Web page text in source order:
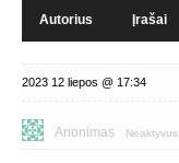
Autorius Įrašai
2023 12 liepos @ 17:34
Anonimas Neaktyvus